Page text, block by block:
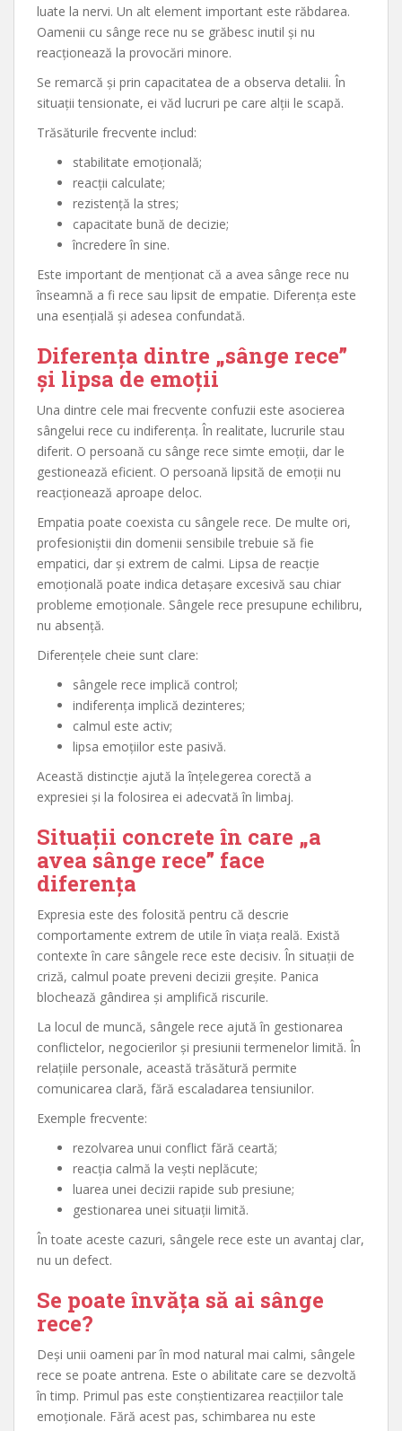
luate la nervi. Un alt element important este răbdarea.
Oamenii cu sânge rece nu se grăbesc inutil și nu
reacționează la provocări minore.
Se remarcă și prin capacitatea de a observa detalii. În
situații tensionate, ei văd lucruri pe care alții le scapă.
Trăsăturile frecvente includ:
stabilitate emoțională;
reacții calculate;
rezistență la stres;
capacitate bună de decizie;
încredere în sine.
Este important de menționat că a avea sânge rece nu
înseamnă a fi rece sau lipsit de empatie. Diferența este
una esențială și adesea confundată.
Diferența dintre „sânge rece”
și lipsa de emoții
Una dintre cele mai frecvente confuzii este asocierea
sângelui rece cu indiferența. În realitate, lucrurile stau
diferit. O persoană cu sânge rece simte emoții, dar le
gestionează eficient. O persoană lipsită de emoții nu
reacționează aproape deloc.
Empatia poate coexista cu sângele rece. De multe ori,
profesioniștii din domenii sensibile trebuie să fie
empatici, dar și extrem de calmi. Lipsa de reacție
emoțională poate indica detașare excesivă sau chiar
probleme emoționale. Sângele rece presupune echilibru,
nu absență.
Diferențele cheie sunt clare:
sângele rece implică control;
indiferența implică dezinteres;
calmul este activ;
lipsa emoțiilor este pasivă.
Această distincție ajută la înțelegerea corectă a
expresiei și la folosirea ei adecvată în limbaj.
Situații concrete în care „a
avea sânge rece” face
diferența
Expresia este des folosită pentru că descrie
comportamente extrem de utile în viața reală. Există
contexte în care sângele rece este decisiv. În situații de
criză, calmul poate preveni decizii greșite. Panica
blochează gândirea și amplifică riscurile.
La locul de muncă, sângele rece ajută în gestionarea
conflictelor, negocierilor și presiunii termenelor limită. În
relațiile personale, această trăsătură permite
comunicarea clară, fără escaladarea tensiunilor.
Exemple frecvente:
rezolvarea unui conflict fără ceartă;
reacția calmă la vești neplăcute;
luarea unei decizii rapide sub presiune;
gestionarea unei situații limită.
În toate aceste cazuri, sângele rece este un avantaj clar,
nu un defect.
Se poate învăța să ai sânge
rece?
Deși unii oameni par în mod natural mai calmi, sângele
rece se poate antrena. Este o abilitate care se dezvoltă
în timp. Primul pas este conștientizarea reacțiilor tale
emoționale. Fără acest pas, schimbarea nu este